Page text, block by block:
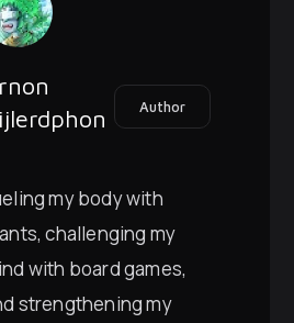
Author
my body with
challenging my
with board games,
strengthening my